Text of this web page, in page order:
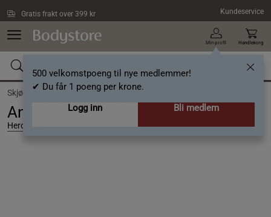
Gratis frakt over 399 kr Kundeservice
Min profil
500 velkomstpoeng til nye medlemmer!
✔ Du får 1 poeng per krone.
Logg inn
Bli medlem
Handlekorg
Skjønnhet /Barn og Baby
Anti-Colic Teat 2-Pack Transparent, L
Herobility